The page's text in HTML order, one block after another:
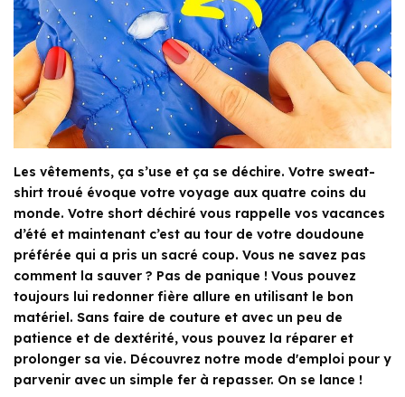
Les vêtements, ça s’use et ça se déchire. Votre sweat-
shirt troué évoque votre voyage aux quatre coins du
monde. Votre short déchiré vous rappelle vos vacances
d’été et maintenant c’est au tour de votre doudoune
préférée qui a pris un sacré coup. Vous ne savez pas
comment la sauver ? Pas de panique ! Vous pouvez
toujours lui redonner fière allure en utilisant le bon
matériel. Sans faire de couture et avec un peu de
patience et de dextérité, vous pouvez la réparer et
prolonger sa vie. Découvrez notre mode d'emploi pour y
parvenir avec un simple fer à repasser. On se lance !